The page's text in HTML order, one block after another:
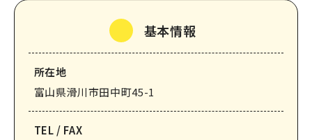
なめりかわ観光パートナー
会員入会案内
会員紹介
滑川市観光協会について
基本情報
所在地
富山県滑川市田中町45-1
TEL / FAX